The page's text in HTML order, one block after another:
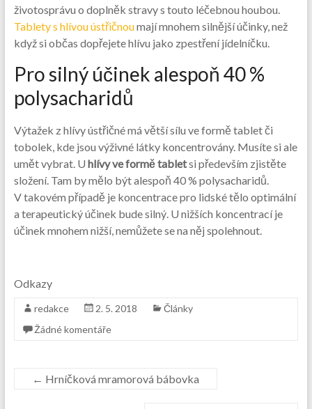
životosprávu o doplněk stravy s touto léčebnou houbou.
Tablety s hlívou ústřičnoumají mnohem silnější účinky, než
když si občas dopřejete hlívu jako zpestření jídelníčku.
Pro silný účinek alespoň 40 %
polysacharidů
Výtažek z hlívy ústřičné má větší sílu ve formě tablet či
tobolek, kde jsou výživné látky koncentrovány. Musíte si ale
umět vybrat. U hlívy ve formě tabletsi především zjistěte
složení. Tam by mělo být alespoň 40 % polysacharidů.
V takovém případě je koncentrace pro lidské tělo optimální
a terapeutický účinek bude silný. U nižších koncentrací je
účinek mnohem nižší, nemůžete se na něj spolehnout.
Odkazy
redakce 2. 5. 2018
Články
Žádné komentáře
← Hrníčková mramorová bábovka